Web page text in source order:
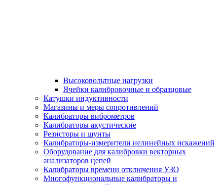
Высоковольтные нагрузки
Ячейки калибровочные и образцовые
Катушки индуктивности
Магазины и меры сопротивлений
Калибраторы виброметров
Калибраторы акустические
Резисторы и шунты
Калибраторы-измерители нелинейных искажений
Оборудование для калибровки векторных
анализаторов цепей
Калибраторы времени отключения УЗО
Многофункциональные калибраторы и